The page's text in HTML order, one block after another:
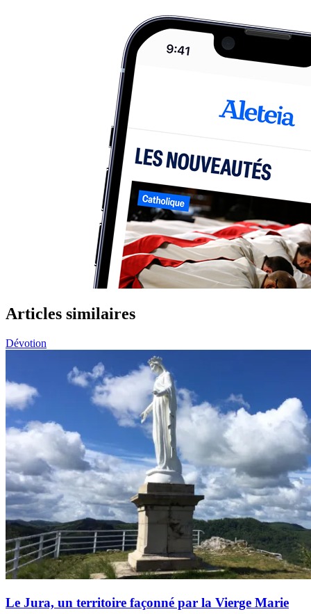
Articles similaires
Dévotion
Le Jura, un territoire façonné par la Vierge Marie